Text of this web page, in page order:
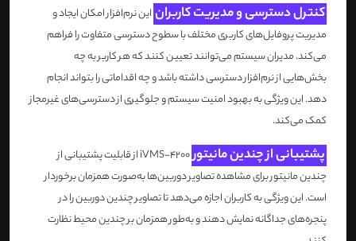
کنترل دسترسی و مدیریت کاربران این نرم‌افزار امکان ایجاد و
مدیریت پروفایل‌های کاربری مختلف با سطوح دسترسی متفاوت را فراهم
می‌کند. مدیران سیستم می‌توانند تعیین کنند که هر کاربر به چه
بخش‌هایی از نرم‌افزار دسترسی داشته باشد و چه اقداماتی را بتواند انجام
دهد. این ویژگی به بهبود امنیت سیستم و جلوگیری از دسترسی‌های غیرمجاز
کمک می‌کند.
پشتیبانی از چندین مانیتور
iVMS-4200 از قابلیت پشتیبانی از
چندین مانیتور برای مشاهده تصاویر دوربین‌ها به‌صورت همزمان برخوردار
است. این ویژگی به کاربران اجازه می‌دهد تا تصاویر چندین دوربین را در
پنجره‌های جداگانه نمایش دهند و به‌طور همزمان بر چندین محیط نظارت